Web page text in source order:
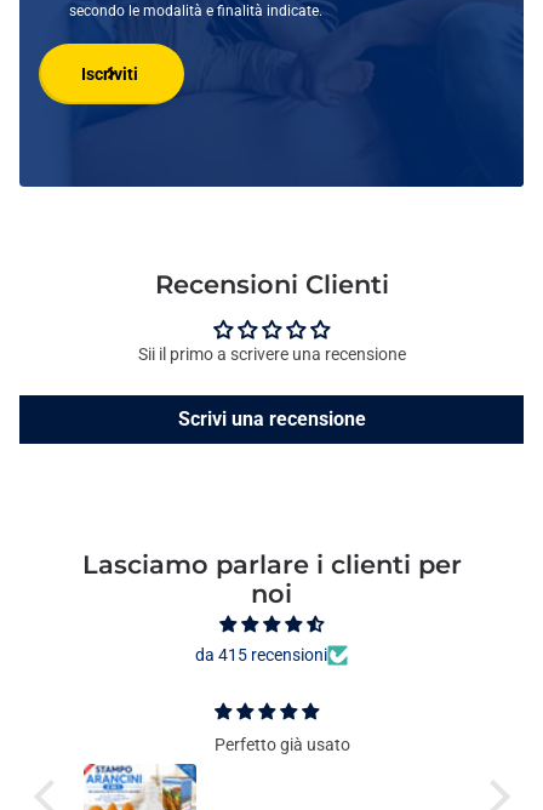
secondo le modalità e finalità indicate.
Iscriviti
Recensioni Clienti
Sii il primo a scrivere una recensione
Scrivi una recensione
Lasciamo parlare i clienti per
noi
da 415 recensioni
Perfetto già usato